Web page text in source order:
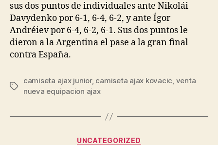
sus dos puntos de individuales ante Nikolái
Davydenko por 6-1, 6-4, 6-2, y ante Ígor
Andréiev por 6-4, 6-2, 6-1. Sus dos puntos le
dieron a la Argentina el pase a la gran final
contra España.
Etiquetas
camiseta ajax junior, camiseta ajax kovacic, venta
nueva equipacion ajax
Categorías
UNCATEGORIZED